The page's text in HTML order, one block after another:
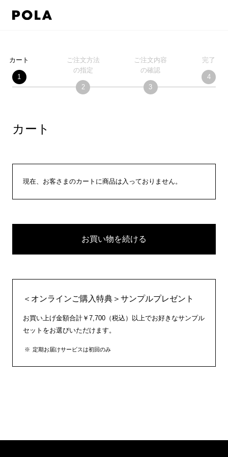
カート
ご注文方法
の指定
ご注文内容
の確認
完了
カート
現在、お客さまのカートに商品は入っておりません。
お買い物を続ける
＜オンラインご購入特典＞サンプルプレゼント
お買い上げ金額合計￥7,700（税込）以上でお好きなサンプル
セットをお選びいただけます。
定期お届けサービスは初回のみ